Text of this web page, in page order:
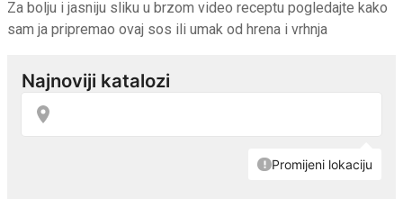
Za bolju i jasniju sliku u brzom video receptu pogledajte kako
sam ja pripremao ovaj sos ili umak od hrena i vrhnja